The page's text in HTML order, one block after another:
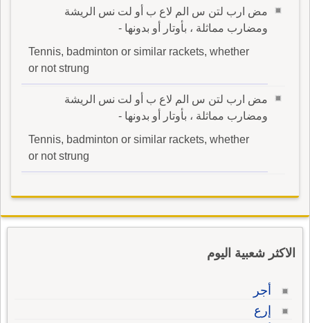
مض ارب لتن س الم لاع ب أو لت نس الريشة
ومضارب مماثلة ، بأوتار أو بدونها -
Tennis, badminton or similar rackets, whether
or not strung
مض ارب لتن س الم لاع ب أو لت نس الريشة
ومضارب مماثلة ، بأوتار أو بدونها -
Tennis, badminton or similar rackets, whether
or not strung
الاكثر شعبية اليوم
أجر
إرع